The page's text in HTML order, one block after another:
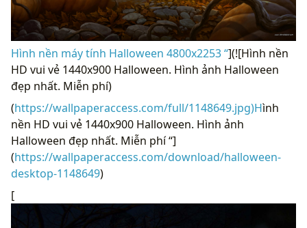
Hình nền máy tính Halloween 4800x2253 “](![Hình nền
HD vui vẻ 1440x900 Halloween. Hình ảnh Halloween
đẹp nhất. Miễn phí)
(https://wallpaperaccess.com/full/1148649.jpg)Hình
nền HD vui vẻ 1440x900 Halloween. Hình ảnh
Halloween đẹp nhất. Miễn phí “]
(https://wallpaperaccess.com/download/halloween-
desktop-1148649)
[